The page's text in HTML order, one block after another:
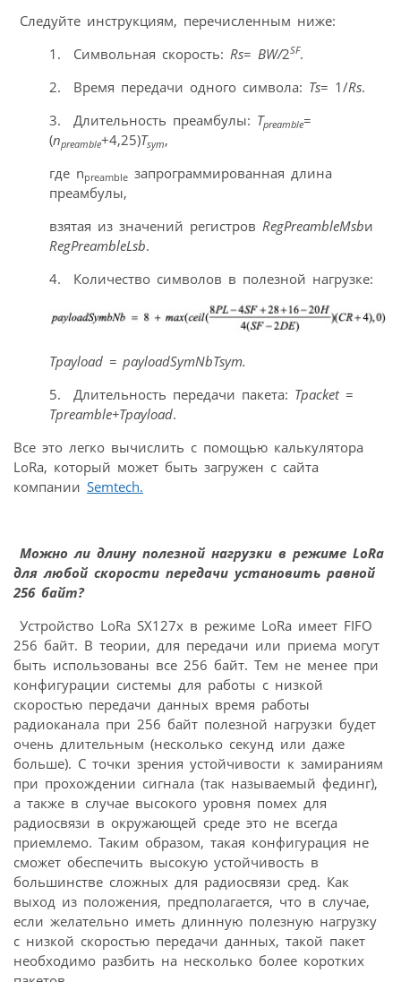
Следуйте инструкциям, перечисленным ниже:
1. Символьная скорость: Rs= BW/2SF.
2. Время передачи одного символа: Ts= 1/Rs.
3. Длительность преамбулы: Tpreamble=
(npreamble+4,25)Tsym,
где npreamble запрограммированная длина
преамбулы,
взятая из значений регистров RegPreambleMsbи
RegPreambleLsb.
4. Количество символов в полезной нагрузке:
Tpayload = payloadSymNbTsym.
5. Длительность передачи пакета: Tpacket =
Tpreamble+Tpayload.
Все это легко вычислить с помощью калькулятора
LoRa, который может быть загружен с сайта
компании Semtech.
Можно ли длину полезной нагрузки в режиме LoRa
для любой скорости передачи установить равной
256 байт?
Устройство LoRa SX127x в режиме LoRa имеет FIFO
256 байт. В теории, для передачи или приема могут
быть использованы все 256 байт. Тем не менее при
конфигурации системы для работы с низкой
скоростью передачи данных время работы
радиоканала при 256 байт полезной нагрузки будет
очень длительным (несколько секунд или даже
больше). С точки зрения устойчивости к замираниям
при прохождении сигнала (так называемый фединг),
а также в случае высокого уровня помех для
радиосвязи в окружающей среде это не всегда
приемлемо. Таким образом, такая конфигурация не
сможет обеспечить высокую устойчивость в
большинстве сложных для радиосвязи сред. Как
выход из положения, предполагается, что в случае,
если желательно иметь длинную полезную нагрузку
с низкой скоростью передачи данных, такой пакет
необходимо разбить на несколько более коротких